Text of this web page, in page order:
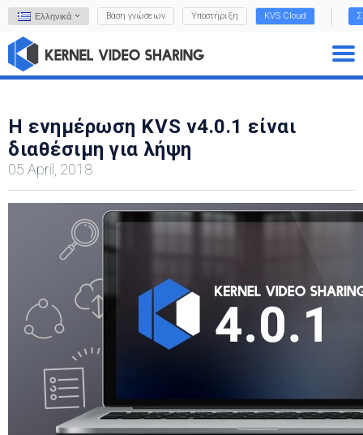
Ελληνικά Βάση γνώσεων Υποστήριξη KVS Cloud
Η ενημέρωση KVS v4.0.1 είναι
διαθέσιμη για λήψη
05 April, 2018